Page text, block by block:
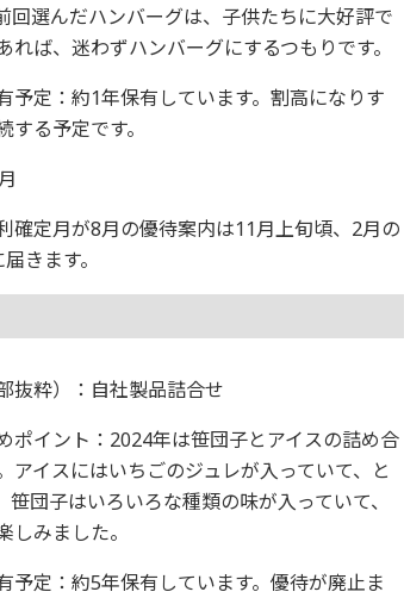
回選んだハンバーグは、子供たちに大好評で
れば、迷わずハンバーグにするつもりです。
予定：約1年保有しています。割高になりす
る予定です。
確定月が8月の優待案内は11月上旬頃、2月の
きます。
抜粋）：自社製品詰合せ
ポイント：2024年は笹団子とアイスの詰め合
アイスにはいちごのジュレが入っていて、と
団子はいろいろな種類の味が入っていて、
みました。
定：約5年保有しています。優待が廃止ま